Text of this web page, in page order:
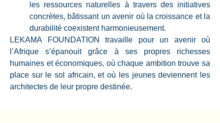
les ressources naturelles à travers des initiatives
concrètes, bâtissant un avenir où la croissance et la
durabilité coexistent harmonieusement.
LEKAMA FOUNDATION travaille pour un avenir où
l’Afrique s’épanouit grâce à ses propres richesses
humaines et économiques, où chaque ambition trouve sa
place sur le sol africain, et où les jeunes deviennent les
architectes de leur propre destinée.